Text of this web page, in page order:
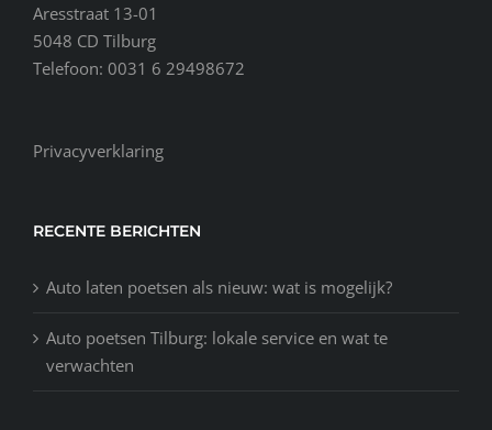
Aresstraat 13-01
5048 CD Tilburg
Telefoon: 0031 6 29498672
Privacyverklaring
RECENTE BERICHTEN
Auto laten poetsen als nieuw: wat is mogelijk?
Auto poetsen Tilburg: lokale service en wat te
verwachten